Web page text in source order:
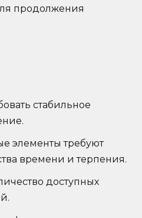
продолжения
стабильное
элементы требуют
времени и терпения.
доступных